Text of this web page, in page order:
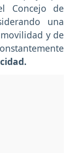
Concejo de
una
y de